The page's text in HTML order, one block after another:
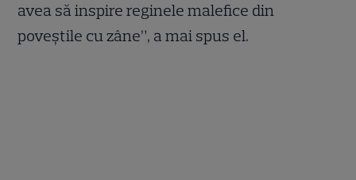
avea să inspire reginele malefice din
poveștile cu zâne”, a mai spus el.